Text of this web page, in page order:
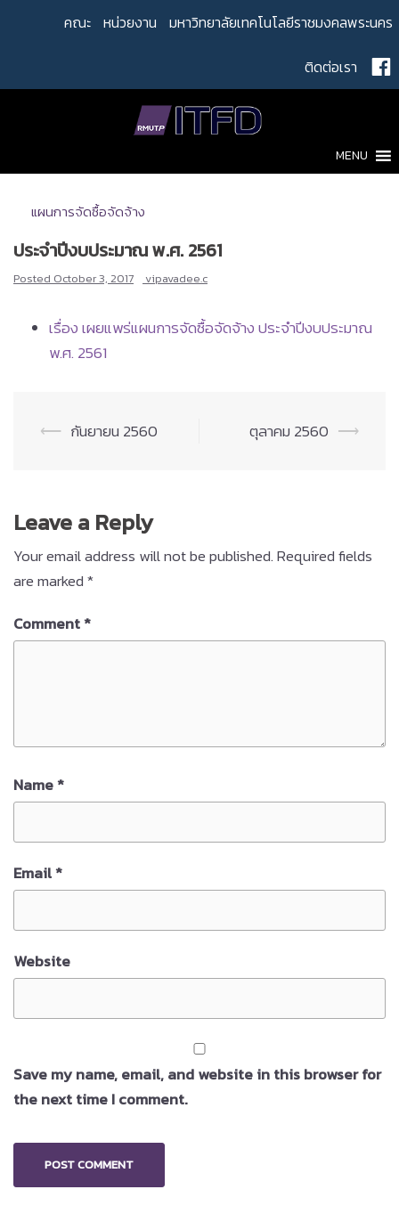
คณะ หน่วยงาน มหาวิทยาลัยเทคโนโลยีราชมงคลพระนคร
ติดต่อเรา
MENU
แผนการจัดซื้อจัดจ้าง
ประจำปีงบประมาณ พ.ศ. 2561
Posted October 3, 2017 vipavadee.c
เรื่อง เผยแพร่แผนการจัดซื้อจัดจ้าง ประจำปีงบประมาณ
พ.ศ. 2561
Post
⟵ กันยายน 2560 ตุลาคม 2560 ⟶
Leave a Reply
Your email address will not be published.Required fields
are marked*
Comment*
Name*
Email*
Website
Save my name, email, and website in this browser for
the next time I comment.